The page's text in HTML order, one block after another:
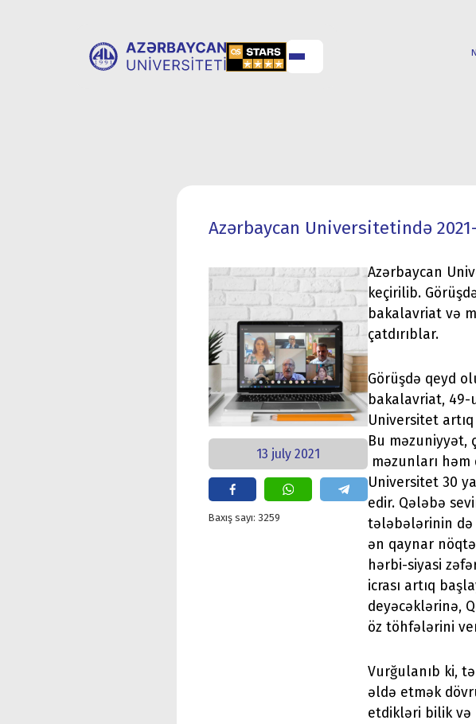
Azərbaycan Universitetində
13 july 2021
Baxış sayı: 3259
Azərbaycan
keçirilib.
bakalavriat və
çatdırıblar.
Görüşdə qeyd
bakalavriat,
Universitet
Bu məzuniyyət,
məzunları
Universitet 30
edir. Qələbə
tələbələrinin də
ən qaynar
hərbi-siyasi
icrası artıq
deyəcəklərinə,
öz töhfələrini
Vurğulanıb ki,
əldə etmək
etdikləri bilik və